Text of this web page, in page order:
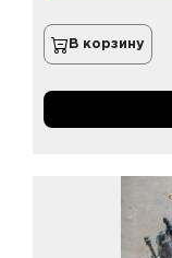
В корзину